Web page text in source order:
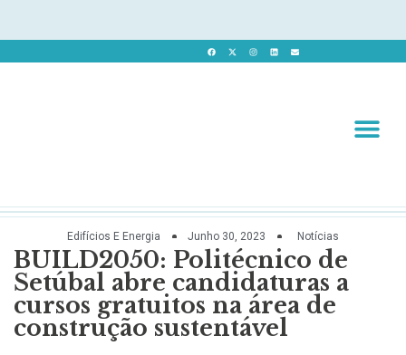
Edifícios E Energia Junho 30, 2023 Notícias
BUILD2050: Politécnico de
Setúbal abre candidaturas a
cursos gratuitos na área de
construção sustentável